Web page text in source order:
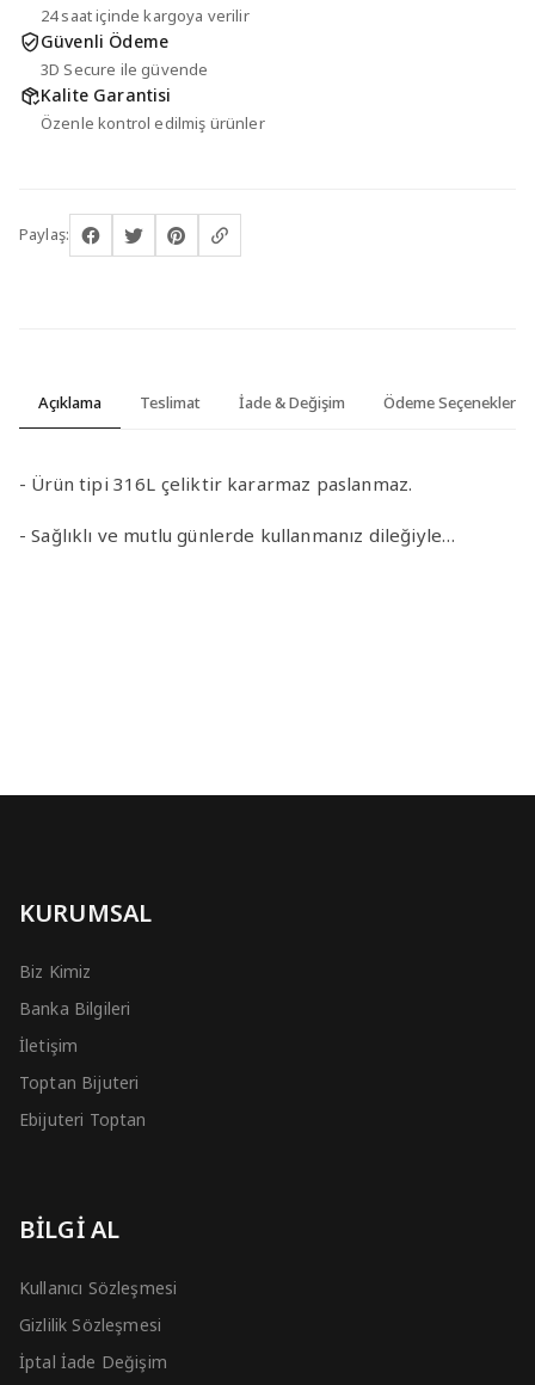
24 saat içinde kargoya verilir
Güvenli Ödeme
3D Secure ile güvende
Kalite Garantisi
Özenle kontrol edilmiş ürünler
Paylaş:
Açıklama Teslimat İade & Değişim Ödeme Seçenekleri
- Ürün tipi 316L çeliktir kararmaz paslanmaz.
- Sağlıklı ve mutlu günlerde kullanmanız dileğiyle…
KURUMSAL
Biz Kimiz
Banka Bilgileri
İletişim
Toptan Bijuteri
Ebijuteri Toptan
BİLGİ AL
Kullanıcı Sözleşmesi
Gizlilik Sözleşmesi
İptal İade Değişim